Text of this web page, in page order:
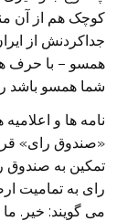
کوچک هم از آن
جداکردنش از
همسو – با حرف
شما همسو باشد
نامه ها و
«صندوق رای»
تمکین به
رای به تمامیت
می گویند: خیر.